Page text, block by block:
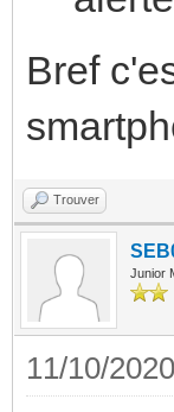
Bref
Trouver
Junior
11/10/